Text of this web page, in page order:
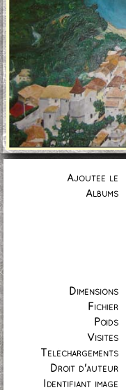
Ajoutée le
Albums
Dimensions
Fichier
Poids
Visites
Téléchargements
Droit d'auteur
Identifiant image